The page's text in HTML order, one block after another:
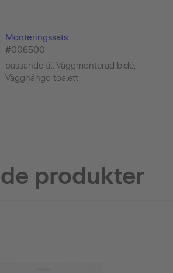
Monteringssats
#006500
passande till Väggmonterad bidé,
Vägghängd toalett
produkter